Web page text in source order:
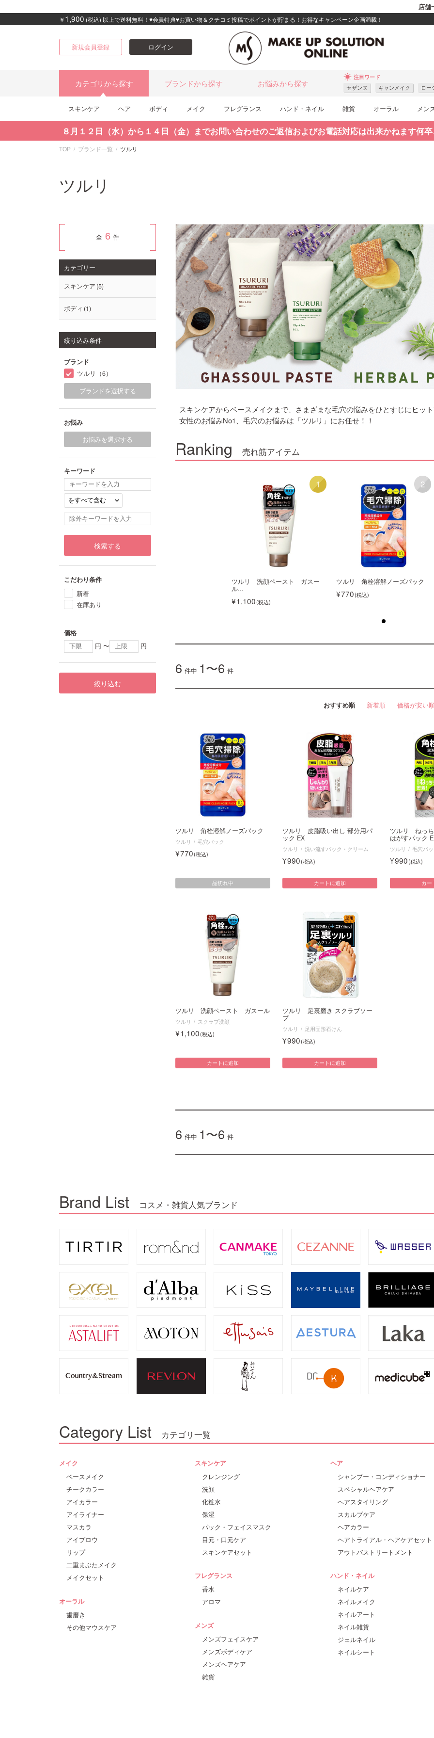
店舗
￥ 1,900 (税込) 以上で送料無料！♥会員特典♥お買い物＆クチコミ投稿でポイントが貯まる！お得なキャンペーン企画満載！
新規会員登録 ログイン
カテゴリから探す ブランドから探す お悩みから探す
wb_sunny 注目ワード
セザンヌ キャンメイク ロー
スキンケア ヘア ボディ メイク フレグランス ハンド・ネイル 雑貨 オーラル メン
８月１２日（水）から１４日（金）までお問い合わせのご返信およびお電話対応は出来かねます何
TOP ブランド一覧 ツルリ
ツルリ
スキンケアからベースメイクまで、さまざまな毛穴の悩みをひとすじにヒッ
女性のお悩みNo1、毛穴のお悩みは「ツルリ」にお任せ！！
Ranking 売れ筋アイテム
2
ツルリ 角栓溶解ノーズパック
1
ツルリ 洗顔ペースト ガスー
ル...
1,100
2
ツルリ 角栓溶解ノーズパック
770
6 件中 1〜6 件
おすすめ順 新着順 価格が安い
ツルリ 角栓溶解ノーズパック
ツルリ 毛穴パック
770
品切れ中
ツルリ 皮脂吸い出し 部分用パ
ック EX
ツルリ 洗い流すパック・クリーム
990
カートに追加
ツルリ ねっち
はがすパック
ツルリ 毛穴パッ
990
カー
ツルリ 洗顔ペースト ガスール
ツルリ スクラブ洗顔
1,100
カートに追加
ツルリ 足裏磨き スクラブソー
プ
ツルリ 足用固形石けん
990
カートに追加
6 件中 1〜6 件
全 6 件
カテゴリー
スキンケア 5
ボディ 1
絞り込み条件
ブランド
ツルリ（6）
ブランドを選択する
お悩み
お悩みを選択する
キーワード
検索する
こだわり条件
新着
在庫あり
価格
円 〜 円
絞り込む
Brand List コスメ・雑貨人気ブランド
Category List カテゴリ一覧
スキンケア
クレンジング
洗顔
化粧水
保湿
パック・フェイスマスク
目元・口元ケア
スキンケアセット
ヘア
シャンプー・コンディショナー
スペシャルヘアケア
ヘアスタイリング
スカルプケア
ヘアカラー
ヘアトライアル・ヘアケアセット
アウトバストリートメント
メイク
ベースメイク
チークカラー
アイカラー
アイライナー
マスカラ
アイブロウ
リップ
二重まぶたメイク
メイクセット
フレグランス
香水
アロマ
ハンド・ネイル
ネイルケア
ネイルメイク
ネイルアート
ネイル雑貨
ジェルネイル
ネイルシート
オーラル
歯磨き
その他マウスケア
メンズ
メンズフェイスケア
メンズボディケア
メンズヘアケア
雑貨